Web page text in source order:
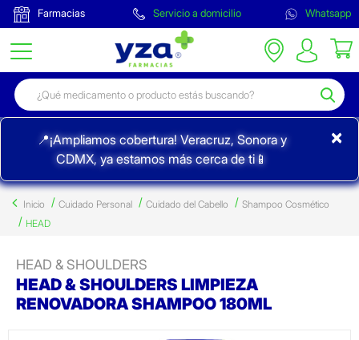
Farmacias Servicio a domicilio Whatsapp
📍¡Ampliamos cobertura! Veracruz, Sonora y
CDMX, ya estamos más cerca de ti📱
×
Inicio Cuidado Personal Cuidado del Cabello
Shampoo Cosmético
HEAD
HEAD & SHOULDERS
HEAD & SHOULDERS LIMPIEZA
RENOVADORA SHAMPOO 180ML